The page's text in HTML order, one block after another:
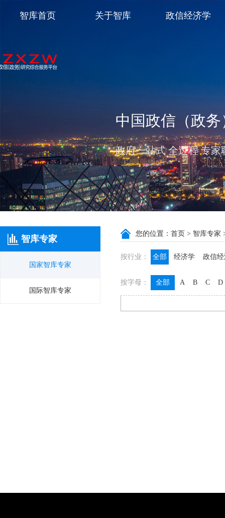
中国政信（政
政府一站式 全过程 专
智库首页 关于智库 政信经济学
智库专家
国家智库专家
国际智库专家
您的位置： 首页 > 智库专家
按行业： 全部 经济学
政信
膳食养生
名医西药
按字母： 全部 A B C D